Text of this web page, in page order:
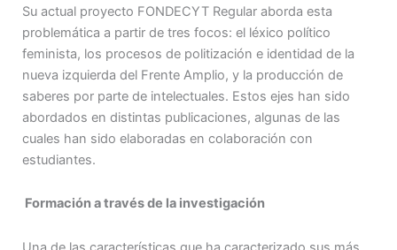
Su actual proyecto FONDECYT Regular aborda esta
problemática a partir de tres focos: el léxico político
feminista, los procesos de politización e identidad de la
nueva izquierda del Frente Amplio, y la producción de
saberes por parte de intelectuales. Estos ejes han sido
abordados en distintas publicaciones, algunas de las
cuales han sido elaboradas en colaboración con
estudiantes.
Formación a través de la investigación